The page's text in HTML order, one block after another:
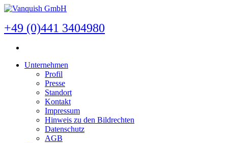
+49 (0)441 3404980
Unternehmen
Profil
Presse
Standort
Kontakt
Impressum
Hinweis zu den Bildrechten
Datenschutz
AGB